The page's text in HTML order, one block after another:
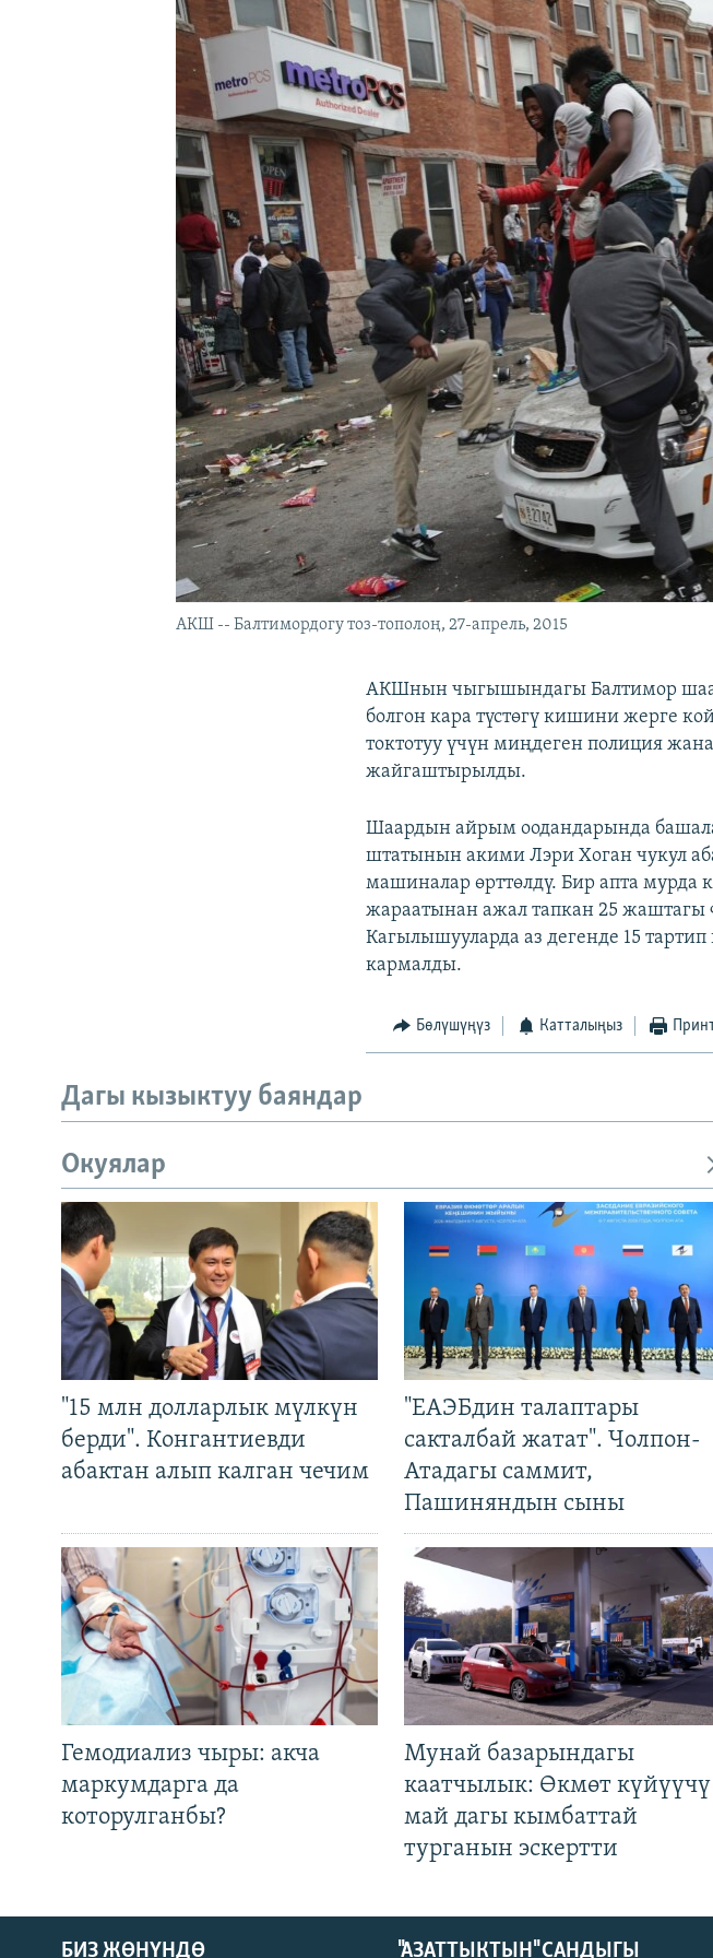
ЫҢГАЙСЫЗ СУРООЛОР
АКШ -- Балтимордогу тоз-тополоң, 27-апрель, 2015
АКШнын чыгышындагы Балтимор
болгон кара түстөгү кишини жерге
токтотуу үчүн миңдеген полиция
жайгаштырылды.
Шаардын айрым оодандарында
штатынын акими Лэри Хоган чукул
машиналар өрттөлдү. Бир апта мурда
жараатынан ажал тапкан 25 жаштагы
Кагылышууларда аз дегенде 15
кармалды.
Бөлүшүңүз Катталыңыз
Дагы кызыктуу баяндар
Окуялар
"15 млн долларлык мүлкүн
берди". Конгантиевди
абактан алып калган чечим
"ЕАЭБдин талаптары
сакталбай жатат". Чолпон-
Атадагы саммит,
Пашиняндын сыны
Гемодиализ чыры: акча
маркумдарга да
которулганбы?
Мунай базарындагы
каатчылык: Өкмөт күйүүчү
май дагы кымбаттай
турганын эскертти
БИЗ ЖӨНҮНДӨ "АЗАТТЫКТЫН" САНДЫГЫ